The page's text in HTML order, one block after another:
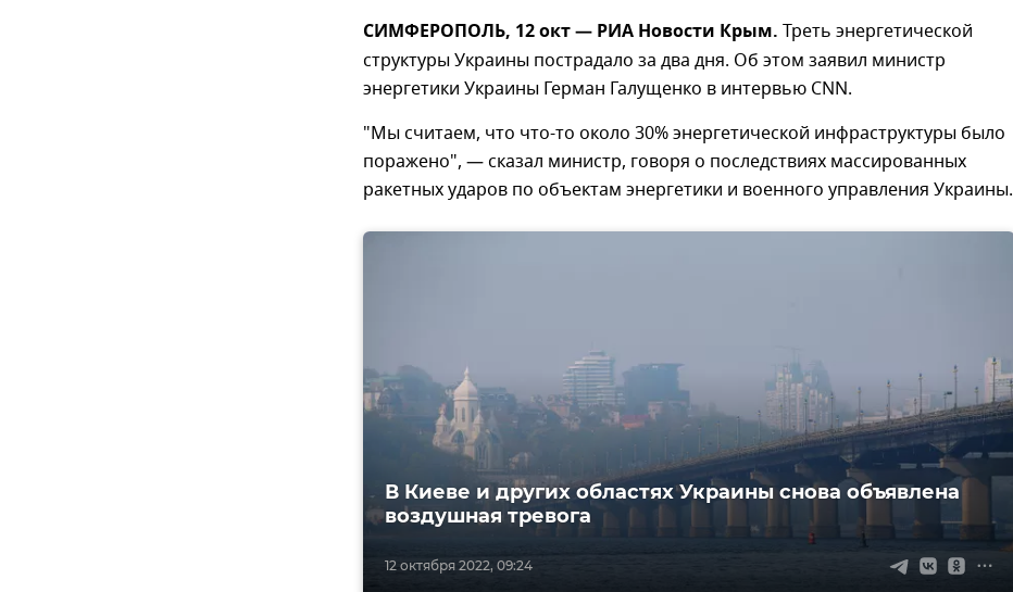
СИМФЕРОПОЛЬ, 12 окт — РИА Новости Крым. Треть энергетической
структуры Украины пострадало за два дня. Об этом заявил министр
энергетики Украины Герман Галущенко в интервью CNN.
"Мы считаем, что что-то около 30% энергетической инфраструктуры было
поражено", — сказал министр, говоря о последствиях массированных
ракетных ударов по объектам энергетики и военного управления Украины.
12 октября 2022, 09:24
В Киеве и других областях Украины снова объявлена
воздушная тревога